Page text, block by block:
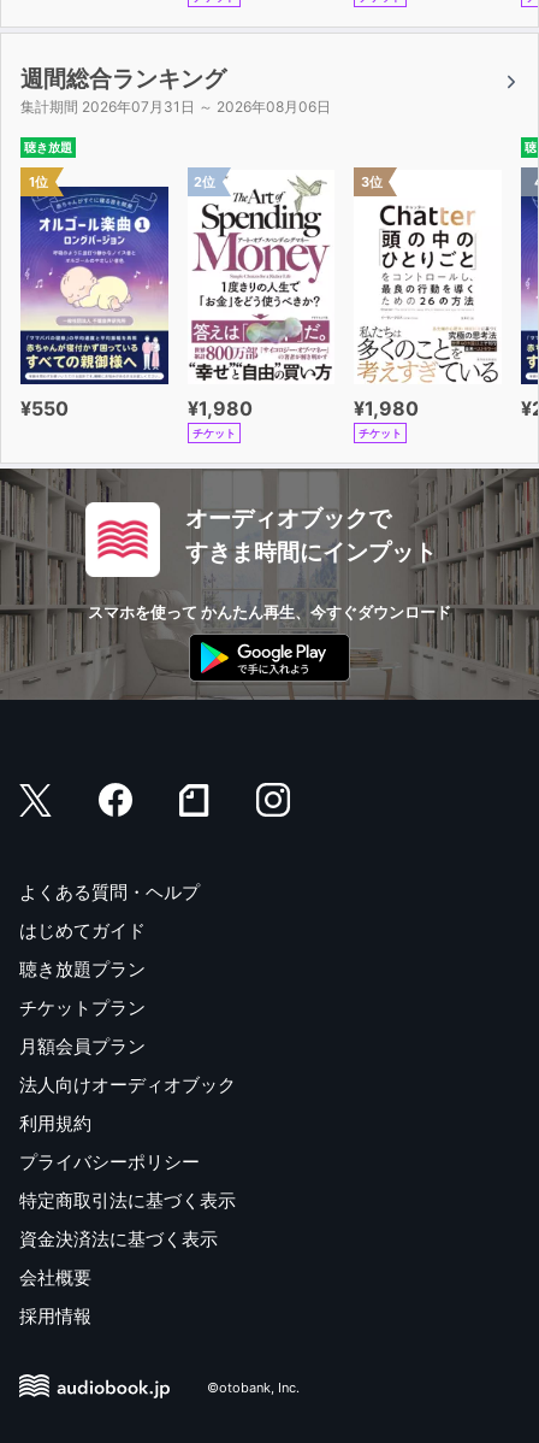
週間総合ランキング
集計期間 2026年07月31日 ～ 2026年08月06日
聴き放題
1位
¥550
2位
¥1,980
チケット
3位
¥1,980
チケット
聴
オーディオブックで
すきま時間にインプット
スマホを使って かんたん再生、今すぐダウンロード
よくある質問・ヘルプ
はじめてガイド
聴き放題プラン
チケットプラン
月額会員プラン
法人向けオーディオブック
利用規約
プライバシーポリシー
特定商取引法に基づく表示
資金決済法に基づく表示
会社概要
採用情報
©otobank, Inc.